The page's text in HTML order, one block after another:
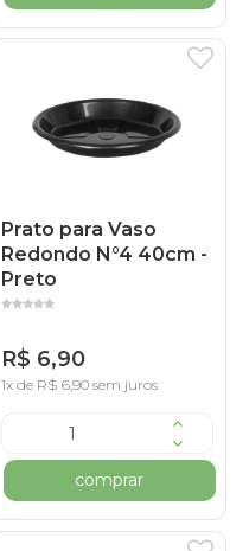
Prato para Vaso
Redondo N°4 40cm -
Preto
R$ 6,90
1x de R$ 6,90 sem juros
comprar